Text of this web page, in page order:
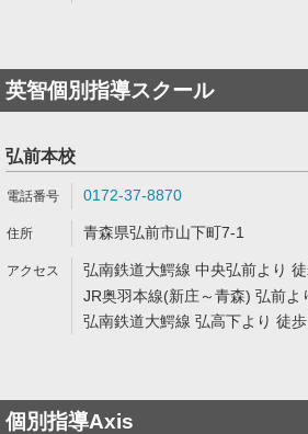
英智個別指導スクール
弘前本校
0172-37-8870
青森県弘前市山下町7-1
弘南鉄道大鰐線 中央弘前より
JR奥羽本線(新庄～青森) 弘前よ
弘南鉄道大鰐線 弘高下より 徒
個別指導Axis